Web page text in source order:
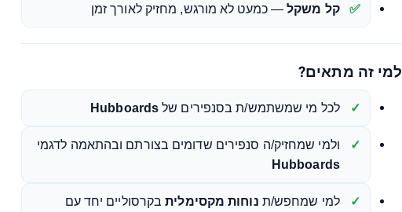
קל משקל— כמעט לא מורגש, מחזיק לאורך זמן
למי זה מתאים?
לכל מי שמשתמש/ת בסנפירים של Hubboards
ולמי שמחזיק/ה סנפירים שדומים בצורתם ובהתאמה לדגמי
Hubboards
למי שמחפש/ת נוחות מקסימליתבקרסוליים יחד עם